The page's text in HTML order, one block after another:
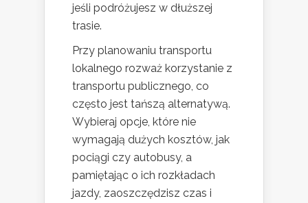
jeśli podróżujesz w dłuższej
trasie.
Przy planowaniu transportu
lokalnego rozważ korzystanie z
transportu publicznego, co
często jest tańszą alternatywą.
Wybieraj opcje, które nie
wymagają dużych kosztów, jak
pociągi czy autobusy, a
pamiętając o ich rozkładach
jazdy, zaoszczędzisz czas i